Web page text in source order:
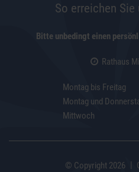
So erreichen
Bitte unbedingt einen
Rathaus
Montag bis Freitag
Montag und
Mittwoch
© Copyright 2026 |